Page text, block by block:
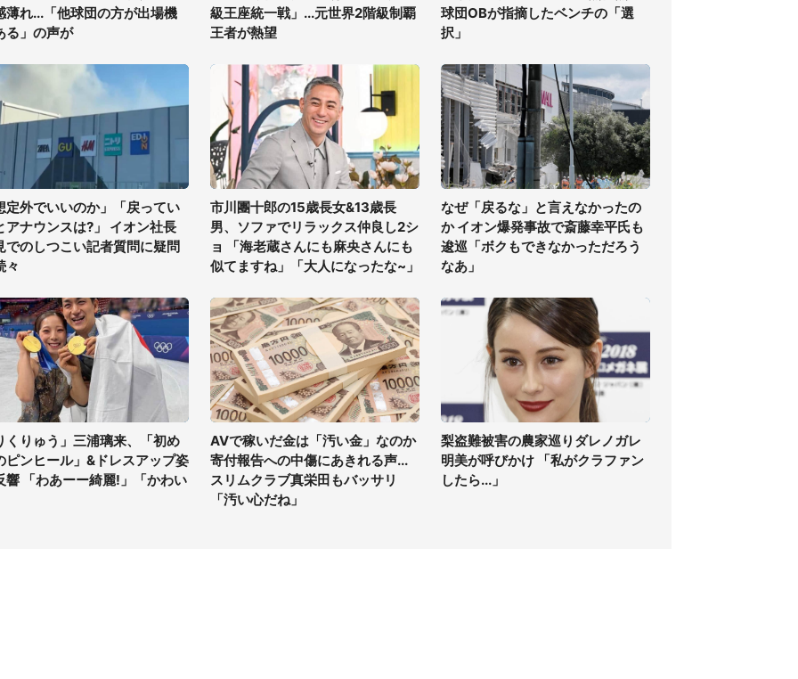
薄れ...「他球団の方が出場機
る」の声が
級王座統一戦」...元世界2階級制覇
王者が熱望
球団OBが指摘したベンチの「選
択」
定外でいいのか」「戻ってい
アナウンスは?」 イオン社長
でのしつこい記者質問に疑問
々
市川團十郎の15歳長女&13歳長
男、ソファでリラックス仲良し2シ
ョ 「海老蔵さんにも麻央さんにも
似てますね」「大人になったな~」
なぜ「戻るな」と言えなかったの
か イオン爆発事故で斎藤幸平氏も
逡巡「ボクもできなかっただろう
なあ」
くりゅう」三浦璃来、「初め
ピンヒール」&ドレスアップ姿
響 「わあーー綺麗!」「かわい
AVで稼いだ金は「汚い金」なのか
寄付報告への中傷にあきれる声...
スリムクラブ真栄田もバッサリ
「汚い心だね」
梨盗難被害の農家巡りダレノガレ
明美が呼びかけ 「私がクラファン
したら...」